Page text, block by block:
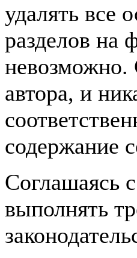
удалять все
разделов на
невозможно.
автора, и
содержание
Соглашаясь
выполнять